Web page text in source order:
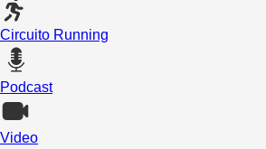
Circuito Running
Podcast
Video